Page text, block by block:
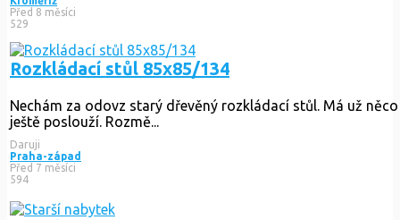
stůl
starý stůl. při troše péče ještě může sloužit. 132 x 80 x 74
Únětice
Před 2 dny
59
Nábytek
Skříně, kredenc Vyzvednutí Rataje u Kroměříže 768 12